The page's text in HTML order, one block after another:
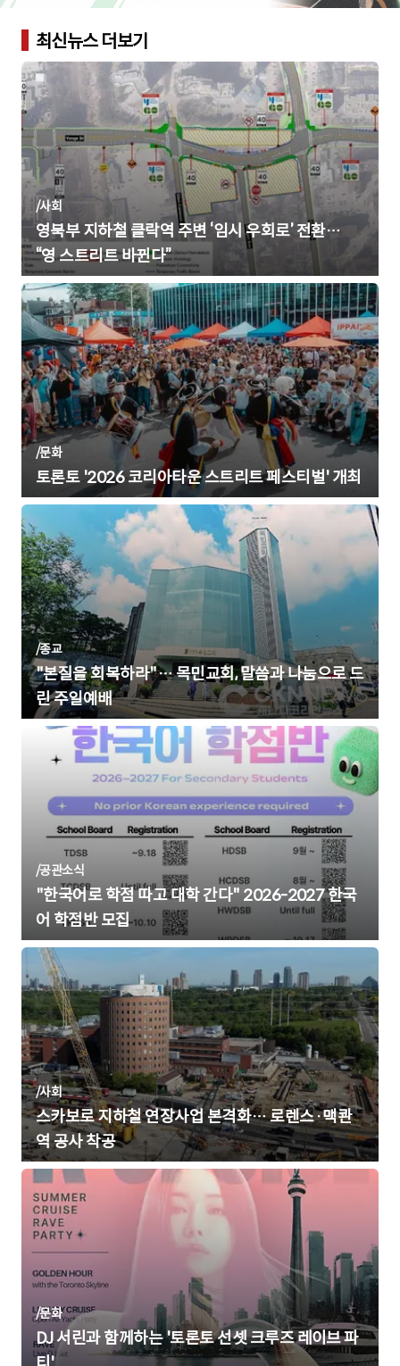
최신뉴스 더보기
/사회
영북부 지하철 클락역 주변 ‘임시 우회로’ 전환…
“영 스트리트 바뀐다”
/문화
토론토 '2026 코리아타운 스트리트 페스티벌' 개최
/종교
"본질을 회복하라"… 목민교회, 말씀과 나눔으로 드
린 주일예배
/공관소식
"한국어로 학점 따고 대학 간다" 2026-2027 한국
어 학점반 모집
/사회
스카보로 지하철 연장사업 본격화… 로렌스·맥콴
역 공사 착공
/문화
DJ 서린과 함께하는 '토론토 선셋 크루즈 레이브 파